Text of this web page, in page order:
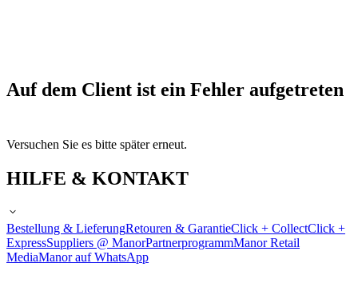
Auf dem Client ist ein Fehler aufgetreten
Versuchen Sie es bitte später erneut.
HILFE & KONTAKT
Bestellung & LieferungRetouren & GarantieClick + CollectClick +
ExpressSuppliers @ ManorPartnerprogrammManor Retail
MediaManor auf WhatsApp